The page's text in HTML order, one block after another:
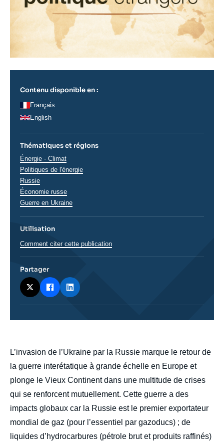
body
L’invasion de l’Ukraine par la Russie marque le retour de
la guerre interétatique à grande échelle en Europe et
plonge le Vieux Continent dans une multitude de crises
qui se renforcent mutuellement. Cette guerre a des
impacts globaux car la Russie est le premier exportateur
mondial de gaz (pour l’essentiel par gazoducs) ; de
liquides d’hydrocarbures (pétrole brut et produits raffinés)
Contenu disponible en :
Français
English
Thématiques et régions
Thématiques
analyses
Énergie - Climat
Politiques de l'énergie
Régions
Russie
Économie russe
Guerre en Ukraine
Utilisation
Comment citer cette publication
Partager